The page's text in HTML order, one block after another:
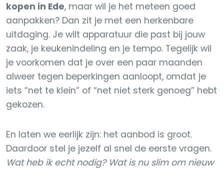
kopen in Ede, maar wil je het meteen goed
aanpakken? Dan zit je met een herkenbare
uitdaging. Je wilt apparatuur die past bij jouw
zaak, je keukenindeling en je tempo. Tegelijk wil
je voorkomen dat je over een paar maanden
alweer tegen beperkingen aanloopt, omdat je
iets “net te klein” of “net niet sterk genoeg” hebt
gekozen.
En laten we eerlijk zijn: het aanbod is groot.
Daardoor stel je jezelf al snel de eerste vragen.
Wat heb ik echt nodig? Wat is nu slim om nieuw